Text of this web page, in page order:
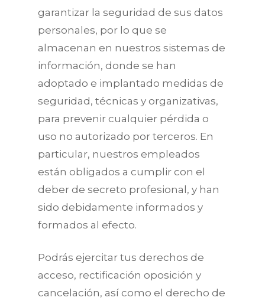
garantizar la seguridad de sus datos
personales, por lo que se
almacenan en nuestros sistemas de
información, donde se han
adoptado e implantado medidas de
seguridad, técnicas y organizativas,
para prevenir cualquier pérdida o
uso no autorizado por terceros. En
particular, nuestros empleados
están obligados a cumplir con el
deber de secreto profesional, y han
sido debidamente informados y
formados al efecto.
Podrás ejercitar tus derechos de
acceso, rectificación oposición y
cancelación, así como el derecho de